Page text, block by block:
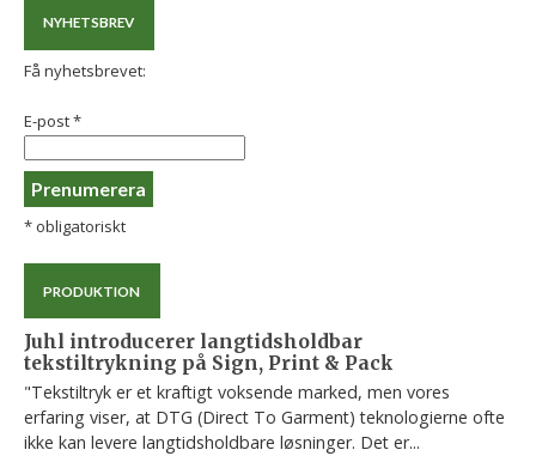
NYHETSBREV
Få nyhetsbrevet:
E-post*
* obligatoriskt
PRODUKTION
Juhl introducerer langtidsholdbar
tekstiltrykning på Sign, Print & Pack
"Tekstiltryk er et kraftigt voksende marked, men vores
erfaring viser, at DTG (Direct To Garment) teknologierne ofte
ikke kan levere langtidsholdbare løsninger. Det er...